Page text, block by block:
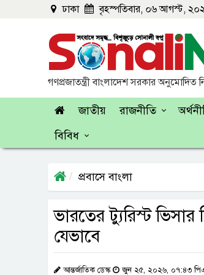
ঢাকা বৃহস্পতিবার, ০৬ আগস্ট,
গণপ্রজাতন্ত্রী বাংলাদেশ সরকার অনুমোদিত
জাতীয় রাজনীতি
বিবিধ
প্রবাসে বাংলা
ভারতের ট্যুরিস্ট
যেভাবে
আন্তর্জাতিক ডেস্ক জুন ২৫, ২০২৬, ০৭:৪৩